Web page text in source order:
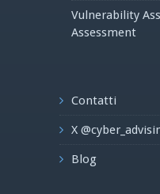
Vulnerability
Assessment
Contatti
X
Blog